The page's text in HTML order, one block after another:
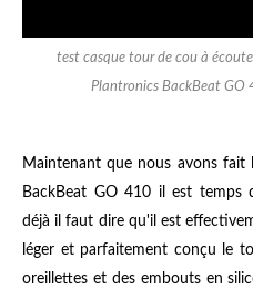
test casque tour de cou à
Plantronics BackBeat GO
Maintenant que nous avons fait
BackBeat GO 410 il est temps
déjà il faut dire qu'il est
léger et parfaitement conçu le
oreillettes et des embouts en